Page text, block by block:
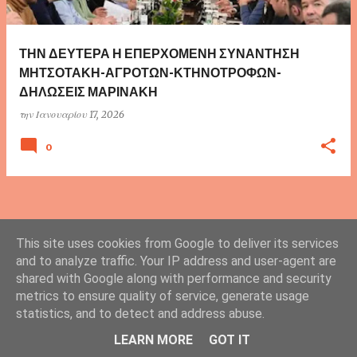
ή
ΤΗΝ ΔΕΥΤΕΡΑ Η ΕΠΕΡΧΟΜΕΝΗ ΣΥΝΑΝΤΗΣΗ
ΜΗΤΣΟΤΑΚΗ-ΑΓΡΟΤΩΝ-ΚΤΗΝΟΤΡΟΦΩΝ-
ΔΗΛΩΣΕΙΣ ΜΑΡΙΝΑΚΗ
την Ιανουαρίου 17, 2026
0
Από το Blogger
This site uses cookies from Google to deliver its services
and to analyze traffic. Your IP address and user-agent are
shared with Google along with performance and security
metrics to ensure quality of service, generate usage
statistics, and to detect and address abuse.
LEARN MORE
GOT IT